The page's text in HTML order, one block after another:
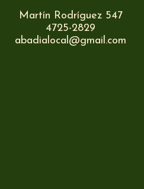
Martín Rodríguez 547
4725-2829
abadialocal@gmail.com